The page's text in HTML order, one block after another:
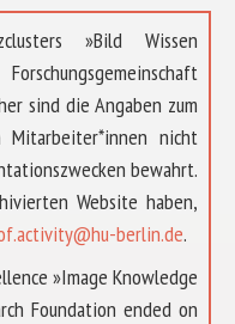
»Bild Wissen
sind die Angaben zum
Mitarbeiter*innen nicht
bewahrt.
Website haben,
berlin.de.
»Image Knowledge
Foundation ended on